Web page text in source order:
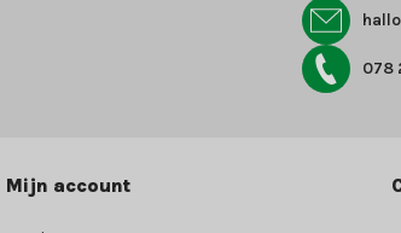
078
Mijn account